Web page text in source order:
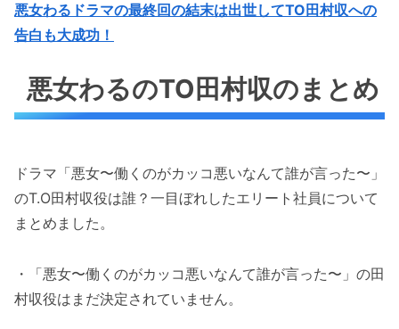
悪女わるドラマの最終回の結末は出世してTO田村収への
告白も大成功！
悪女わるのTO田村収のまとめ
ドラマ「悪女〜働くのがカッコ悪いなんて誰が言った〜」
のT.O田村収役は誰？一目ぼれしたエリート社員について
まとめました。
・「悪女〜働くのがカッコ悪いなんて誰が言った〜」の田
村収役はまだ決定されていません。